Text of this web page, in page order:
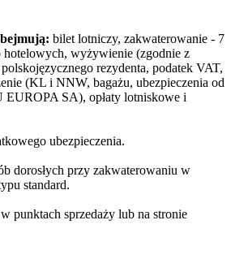
bilet lotniczy, zakwaterowanie - 7
hotelowych, wyżywienie (zgodnie z
rezydenta, podatek VAT,
(KL i NNW, bagażu, ubezpieczenia od
EUROPA SA), opłaty lotniskowe i
ubezpieczenia.
dorosłych przy zakwaterowaniu w
standard.
punktach sprzedaży lub na stronie